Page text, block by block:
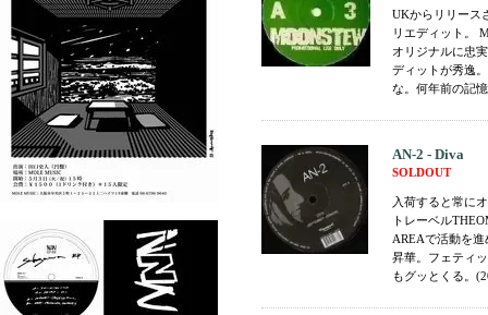
UKからリリース
リエディット。
オリジナルに忠
ディットが秀逸
な。何年前の記
AN-2 - Diva
SOLDOUT
入荷すると常に
トレーベル
AREAで活動を
昇華。フェティ
もグッとくる。